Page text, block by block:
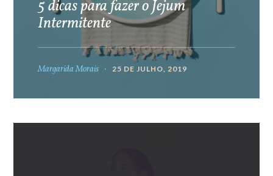
5 dicas para fazer o Jejum
Intermitente
Margarida Morais 25 DE JULHO, 2019